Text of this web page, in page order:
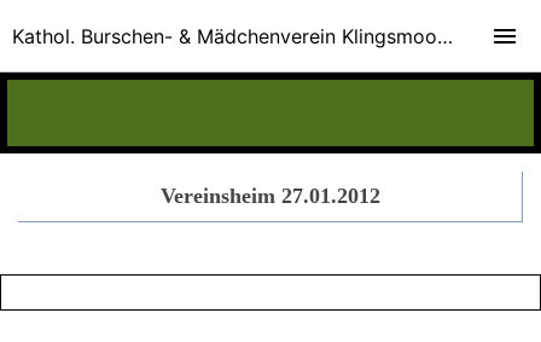
Vereinsheim 27.01.2012
Kathol. Burschen- & Mädchenverein Klingsmoos e.V.